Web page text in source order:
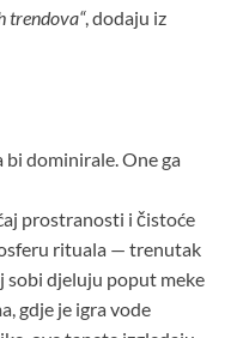
trendova“, dodaju iz
dominirale. One ga
prostranosti i čistoće
rituala — trenutak
sobi djeluju poput meke
gdje je igra vode